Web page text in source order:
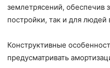
землетрясений, обеспечив
постройки, так и для людей
Конструктивные
предусматривать